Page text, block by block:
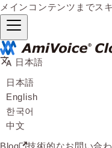
メインコンテンツまでス
日本語
日本語
English
한국어
中文